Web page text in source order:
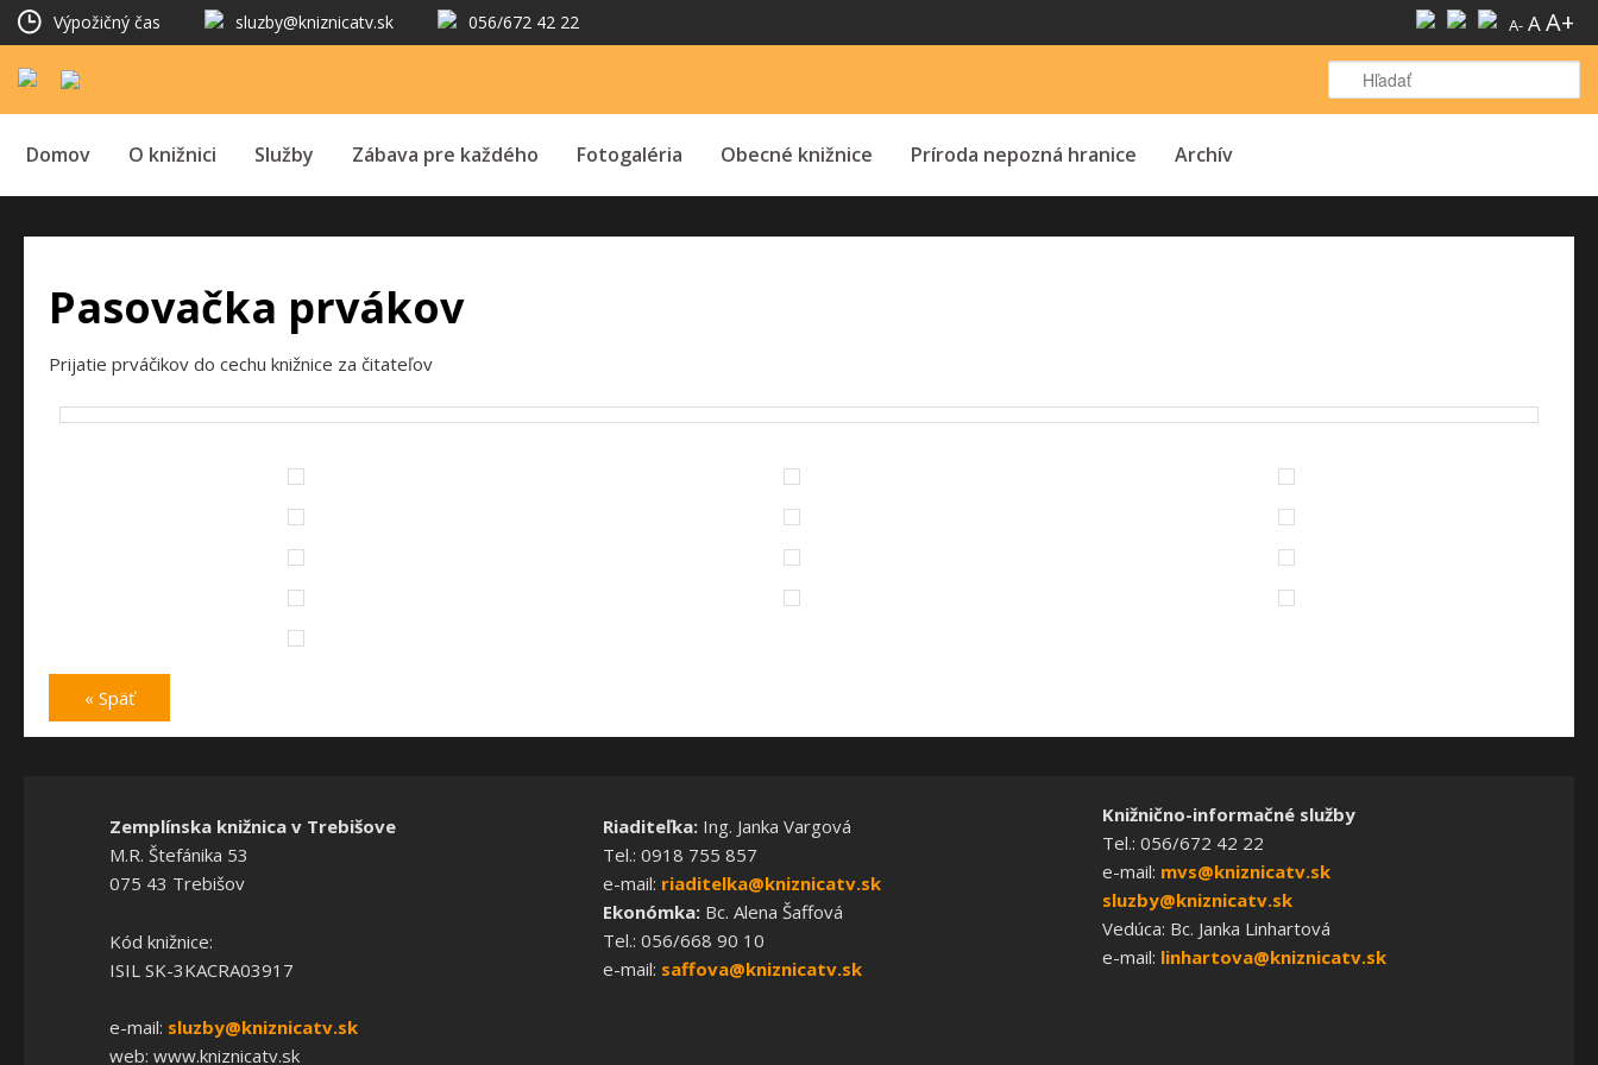
Výpožičný čas sluzby@kniznicatv.sk 056/672 42 22 A- AA+
Domov O knižnici Služby Zábava pre každého Fotogaléria Obecné knižnice Príroda nepozná hranice Archív
Pasovačka prvákov
Prijatie prváčikov do cechu knižnice za čitateľov
« Späť
Zemplínska knižnica v Trebišove
M.R. Štefánika 53
075 43 Trebišov
Kód knižnice:
ISIL SK-3KACRA03917
e-mail: sluzby@kniznicatv.sk
web: www.kniznicatv.sk
Riaditeľka:Ing. Janka Vargová
Tel.: 0918 755 857
e-mail: riaditelka@kniznicatv.sk
Ekonómka:Bc. Alena Šaffová
Tel.: 056/668 90 10
e-mail: saffova@kniznicatv.sk
Knižnično-informačné služby
Tel.: 056/672 42 22
e-mail: mvs@kniznicatv.sk
sluzby@kniznicatv.sk
Vedúca: Bc. Janka Linhartová
e-mail: linhartova@kniznicatv.sk